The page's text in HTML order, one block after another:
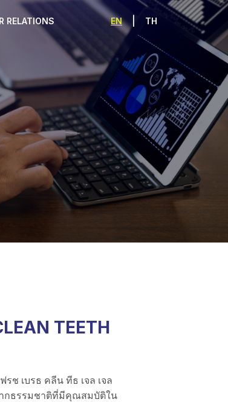
RELATIONS EN TH
TEETH
รช เบรธ คลีน ทีธ เจล เจล
กธรรมชาติที่มีคุณสมบัติใน